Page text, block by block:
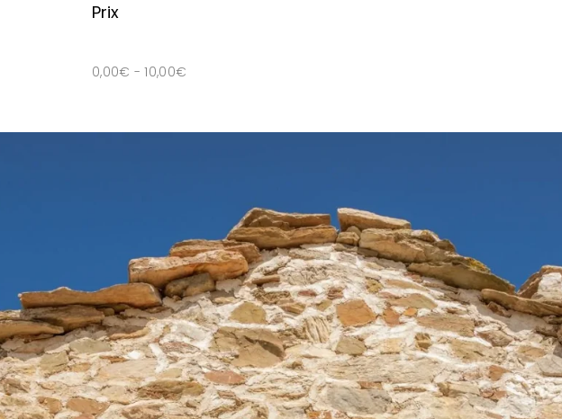
Prix
0,00€ -10,00€